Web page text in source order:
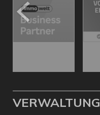
VERWALTUNG